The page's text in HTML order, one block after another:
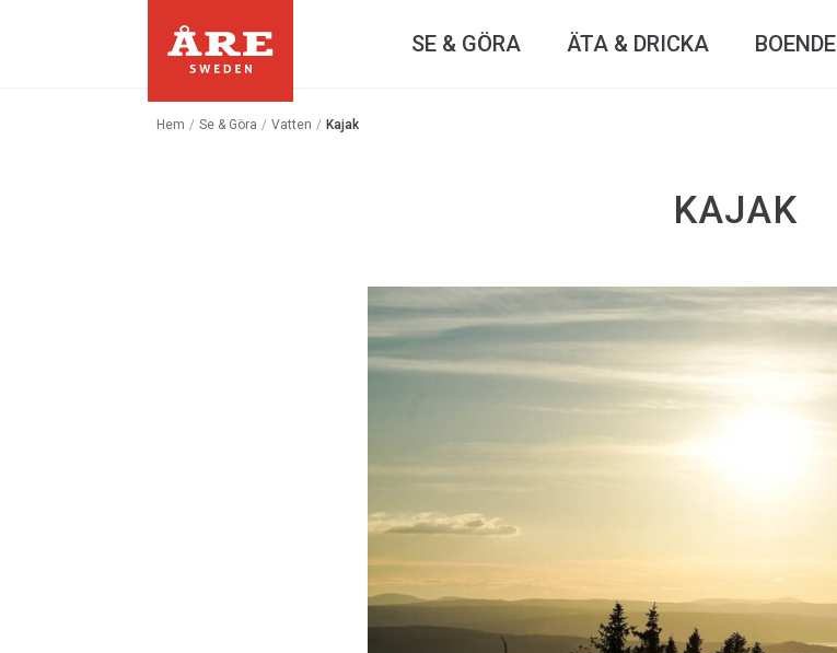
SE & GÖRA ÄTA & DRICKA BOENDE
Hem / Se & Göra / Vatten / Kajak
KAJAK